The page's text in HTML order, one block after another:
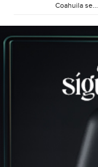
Coahuila se...